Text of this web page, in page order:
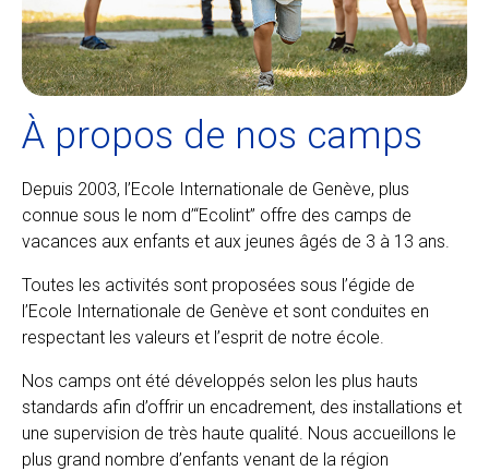
À propos de nos camps
Depuis 2003, l’Ecole Internationale de Genève, plus
connue sous le nom d’“Ecolint” offre des camps de
vacances aux enfants et aux jeunes âgés de 3 à 13 ans.
Toutes les activités sont proposées sous l’égide de
l’Ecole Internationale de Genève et sont conduites en
respectant les valeurs et l’esprit de notre école.
Nos camps ont été développés selon les plus hauts
standards afin d’offrir un encadrement, des installations et
une supervision de très haute qualité. Nous accueillons le
plus grand nombre d’enfants venant de la région